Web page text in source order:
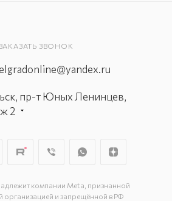
ЗАКАЗАТЬ ЗВОНОК
пр-т Юных Ленинцев,
2
ул. Станционная, д. 11
компании Meta, признанной
организацией и запрещённой в РФ